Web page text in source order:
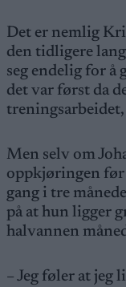
Det er nemlig
den tidligere
seg endelig for å
det var først da
Men selv om
oppkjøringen før
gang i tre
på at hun ligger
halvannen
– Jeg føler at jeg